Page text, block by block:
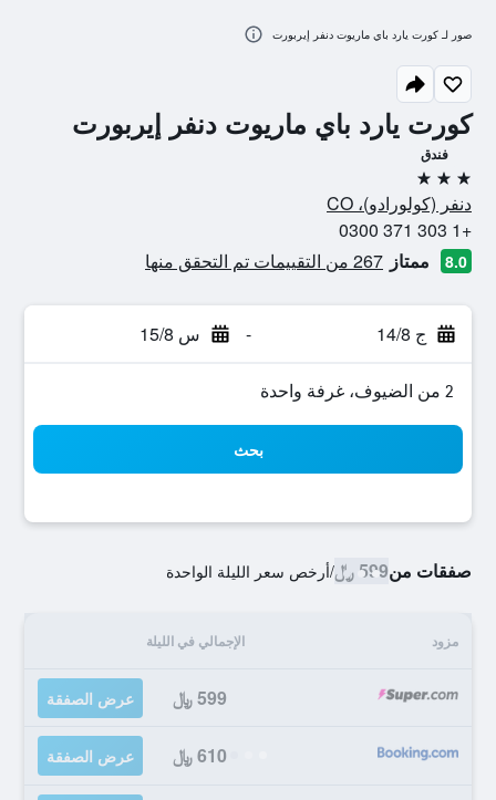
كورت يارد باي ماريوت دنفر إيربورت
فندق
3 نجوم
دنفر (كولورادو)، CO
+1 303 371 0300
8.0 ممتاز 267 من التقييمات تم التحقق منها
ج 14/8 - س 15/8
2 من الضيوف، غرفة واحدة
بحث
صفقات من599 ﷼ /أرخص سعر الليلة الواحدة
مزود الإجمالي في الليلة
599 ﷼ عرض الصفقة
610 ﷼ عرض الصفقة
صور لـ كورت يارد باي ماريوت دنفر إيربورت